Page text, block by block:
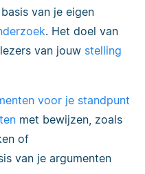
van je eigen
. Het doel van
van jouw stelling
voor je standpunt
met bewijzen, zoals
of
van je argumenten